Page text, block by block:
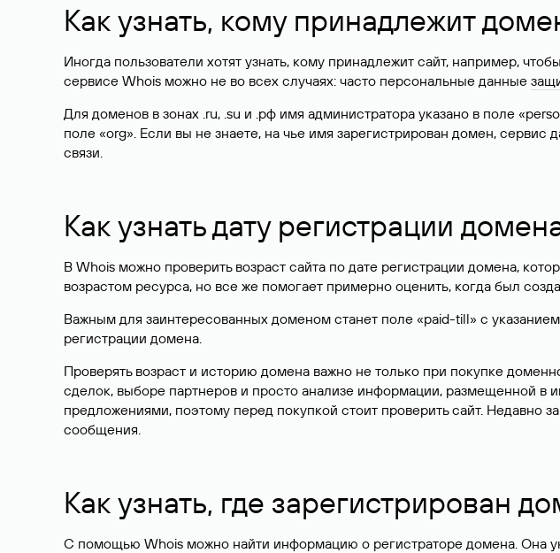
Как узнать, кому принадлежит
Иногда пользователи хотят узнать, кому принадлежит сайт, например,
сервисе Whois можно не во всех случаях: часто персональные данные
Для доменов в зонах .ru, .su и .рф имя администратора указано в поле
поле «org». Если вы не знаете, на чье имя зарегистрирован домен,
связи.
Как узнать дату регистрации
В Whois можно проверить возраст сайта по дате регистрации домена,
возрастом ресурса, но все же помогает примерно оценить, когда был
Важным для заинтересованных доменом станет поле «paid-till» с
регистрации домена.
Проверять возраст и историю домена важно не только при покупке
сделок, выборе партнеров и просто анализе информации, размещенной
предложениями, поэтому перед покупкой стоит проверить сайт. Недавно
сообщения.
Как узнать, где зарегистрирован
С помощью Whois можно найти информацию о регистраторе домена. Она